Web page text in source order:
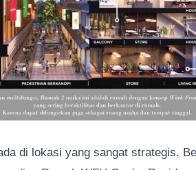
di lokasi yang sangat strategis.